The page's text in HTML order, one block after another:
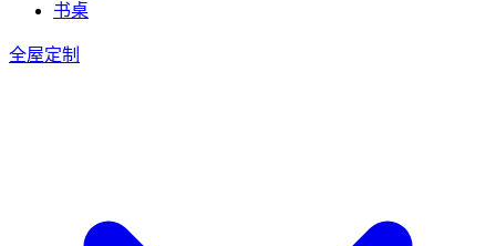
书桌
全屋定制